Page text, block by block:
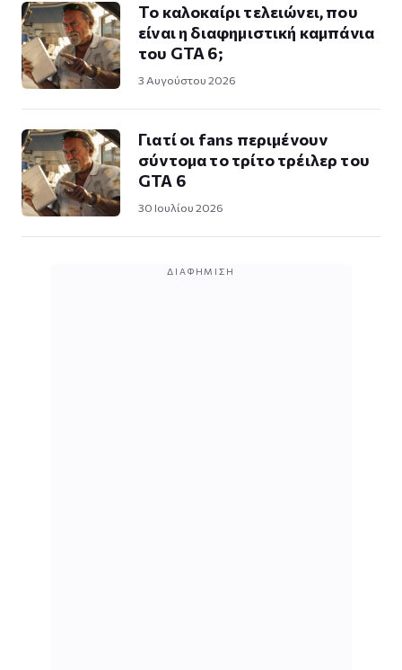
Το καλοκαίρι τελειώνει, που
είναι η διαφημιστική καμπάνια
του GTA 6;
3 Αυγούστου 2026
Γιατί οι fans περιμένουν
σύντομα το τρίτο τρέιλερ του
GTA 6
30 Ιουλίου 2026
ΔΙΑΦΉΜΙΣΗ